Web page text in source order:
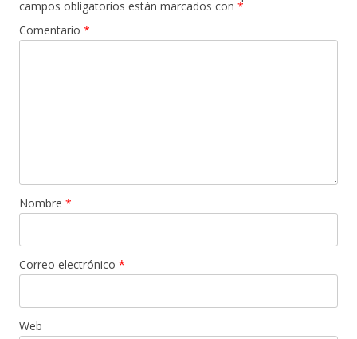
campos obligatorios están marcados con *
Comentario *
Nombre *
Correo electrónico *
Web